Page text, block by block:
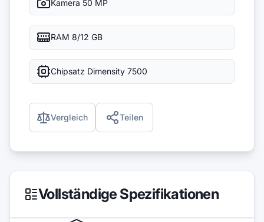
Kamera 50 MP
RAM 8/12 GB
Chipsatz Dimensity 7500
Vergleich Teilen
Vollständige Spezifikationen